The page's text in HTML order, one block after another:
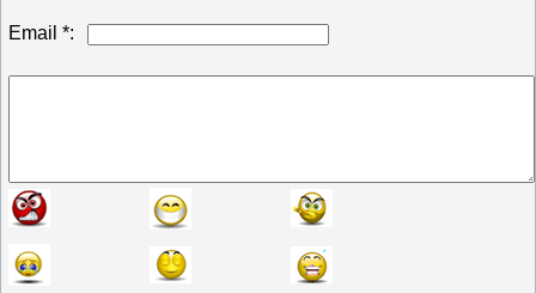
Email *: